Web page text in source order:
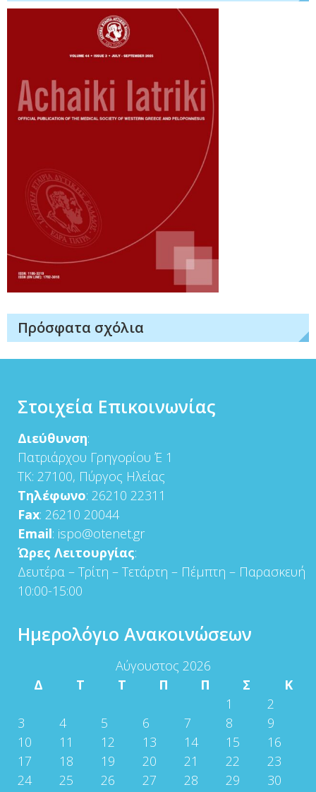
Πρόσφατα σχόλια
Στοιχεία Επικοινωνίας
Διεύθυνση:
Πατριάρχου Γρηγορίου Έ 1
ΤΚ: 27100, Πύργος Ηλείας
Τηλέφωνο: 26210 22311
Fax: 26210 20044
Email: ispo@otenet.gr
Ώρες Λειτουργίας:
Δευτέρα – Τρίτη – Τετάρτη – Πέμπτη – Παρασκευή
10:00-15:00
Ημερολόγιο Ανακοινώσεων
Αύγουστος 2026
Δ
Τ Τ Π Π Σ
Κ
1
2
3
4 5 6 7 8
9
10
11 12 13 14 15
16
17
18 19 20 21 22
23
24
25 26 27 28 29
30